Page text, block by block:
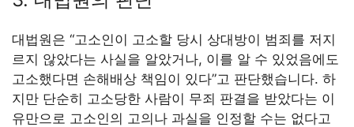
대법원은 “고소인이 고소할 당시 상대방이 범죄를 저지
르지 않았다는 사실을 알았거나, 이를 알 수 있었음에도
고소했다면 손해배상 책임이 있다”고 판단했습니다. 하
지만 단순히 고소당한 사람이 무죄 판결을 받았다는 이
유만으로 고소인의 고의나 과실을 인정할 수는 없다고